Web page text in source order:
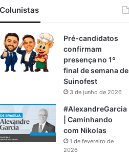
Colunistas
Pré-candidatos
confirmam
presença no 1º
final de semana de
Suinofest
3 de junho de 2026
#AlexandreGarcia
| Caminhando
com Nikolas
1 de fevereiro de
2026